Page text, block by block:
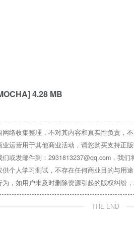
4.28 MB
络收集整理，不对其内容和真实性负责，不
运营用于其他商业活动，请您购买支持正
或发邮件到：2931813237@qq.com，我们
个人学习测试，不存在任何商业目的与用
，如用户未及时删除资源引起的版权纠纷
THE END